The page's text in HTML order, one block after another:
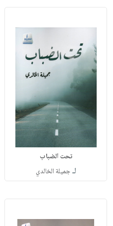
تحت الضباب
لـجميلة الخالدي